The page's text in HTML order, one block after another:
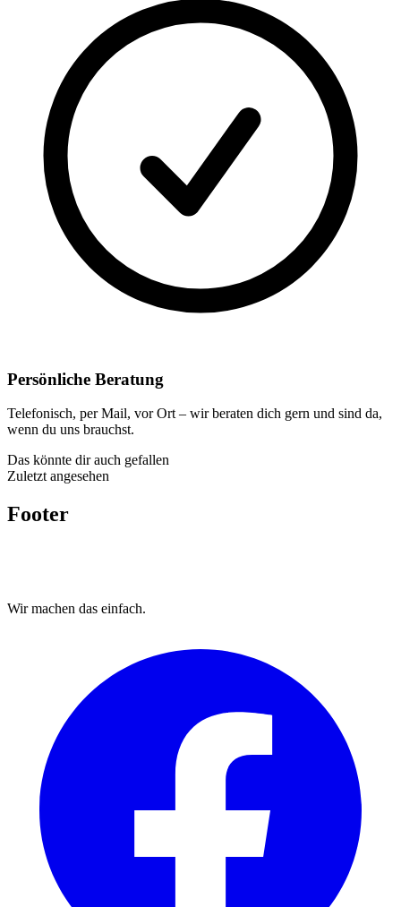
Persönliche Beratung
Telefonisch, per Mail, vor Ort – wir beraten dich gern und sind da,
wenn du uns brauchst.
Das könnte dir auch gefallen
Zuletzt angesehen
Footer
Wir machen das einfach.